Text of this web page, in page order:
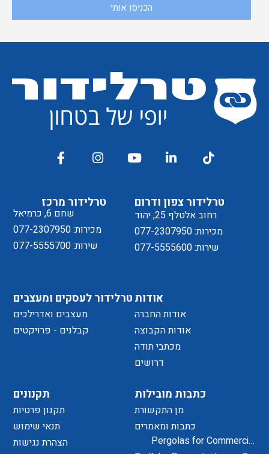
הכניסו אותי
טרלידור מרכז
שחם 6, כרמיאל
מכירות: 077-2307950
שירות: 077-5555700
תקנונים
תקנון פרטיות
תנאי שימוש
הצהרת נגישות
כתבות מובילות
מן התקשורת
כתבות ומאמרים
Pergolas for Commercial
טרלידור צפון ודרום
רחוב אלטלף 25, יהוד
מכירות: 077-2307950
שירות: 077-5555600
אודות
אודות החברה
אודות הקבוצה
מכתבי תודה
דרושים
טרלידור לעסקים ומעצבים
מעצבים ואדרילכים
קבלנים - פרויקטים